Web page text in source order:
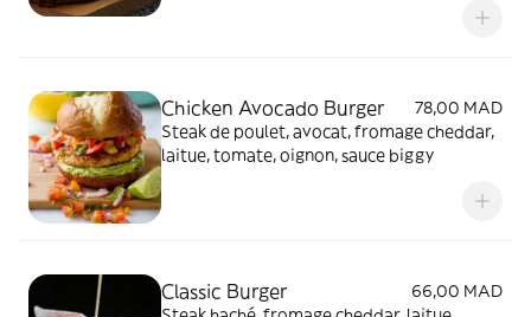
Chicken Avocado Burger
78,00 MAD
Steak de poulet, avocat, fromage cheddar,
laitue, tomate, oignon, sauce biggy
Classic Burger
66,00 MAD